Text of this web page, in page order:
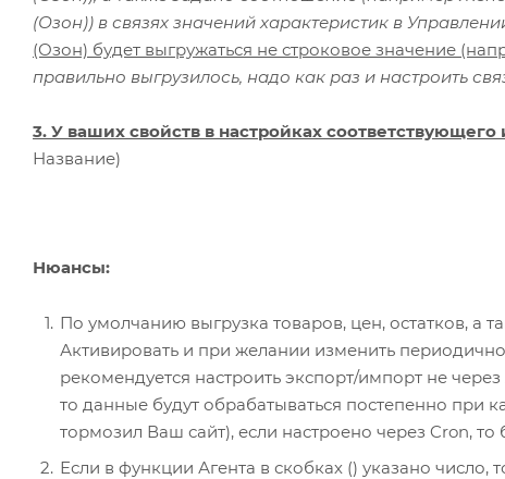
(Озон)) в связях значений характеристик в
(Озон) будет выгружаться не строковое значение
правильно выгрузилось, надо как раз и настроить
3. У ваших свойств в настройках
Название)
Нюансы:
По умолчанию выгрузка товаров, цен, остатков, а
Активировать и при желании изменить
рекомендуется настроить экспорт/импорт не
то данные будут обрабатываться постепенно при
тормозил Ваш сайт), если настроено через Cron,
Если в функции Агента в скобках () указано число,